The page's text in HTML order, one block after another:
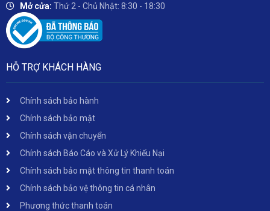
Mở cửa: Thứ 2 - Chủ Nhật: 8:30 - 18:30
HỖ TRỢ KHÁCH HÀNG
Chính sách bảo hành
Chính sách bảo mật
Chính sách vận chuyển
Chính sách Báo Cáo và Xử Lý Khiếu Nại
Chính sách bảo mật thông tin thanh toán
Chính sách bảo vệ thông tin cá nhân
Phương thức thanh toán